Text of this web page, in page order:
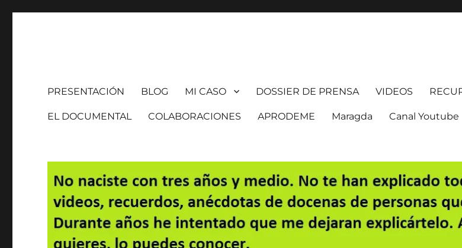
PRESENTACIÓN BLOG MI CASO DOSSIER DE PRENSA VIDEOS
EL DOCUMENTAL COLABORACIONES APRODEME Maragda Canal Youtube